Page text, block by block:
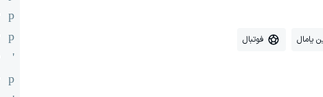
یامال فوتبال